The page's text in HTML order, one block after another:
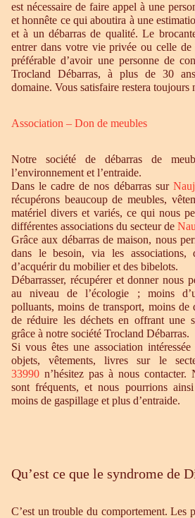
est nécessaire de faire appel à une
et honnête ce qui aboutira à une
et à un débarras de qualité. Le
entrer dans votre vie privée ou celle
préférable d’avoir une personne de
Trocland Débarras, à plus de 30
domaine. Vous satisfaire restera toujours
Association – Don de meubles
Notre société de débarras de
l’environnement et l’entraide.
Dans le cadre de nos débarras sur
récupérons beaucoup de meubles,
matériel divers et variés, ce qui nous
différentes associations du secteur de
Grâce aux débarras de maison, nous
dans le besoin, via les associations,
d’acquérir du mobilier et des bibelots.
Débarrasser, récupérer et donner nous
au niveau de l’écologie ; moins
polluants, moins de transport, moins de
de réduire les déchets en offrant une
grâce à notre société Trocland Débarras.
Si vous êtes une association
objets, vêtements, livres sur le
33990 n’hésitez pas à nous contacter.
sont fréquents, et nous pourrions
moins de gaspillage et plus d’entraide.
Qu’est ce que le syndrome de
C’est un trouble du comportement. Les